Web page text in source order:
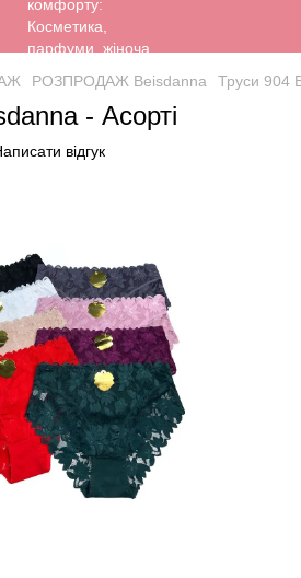
РОЗПРОДАЖ Beisdanna Труси 904
- Асорті
відгук